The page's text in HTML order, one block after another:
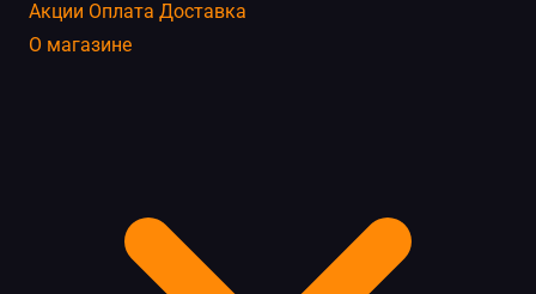
Акции Оплата Доставка
О магазине